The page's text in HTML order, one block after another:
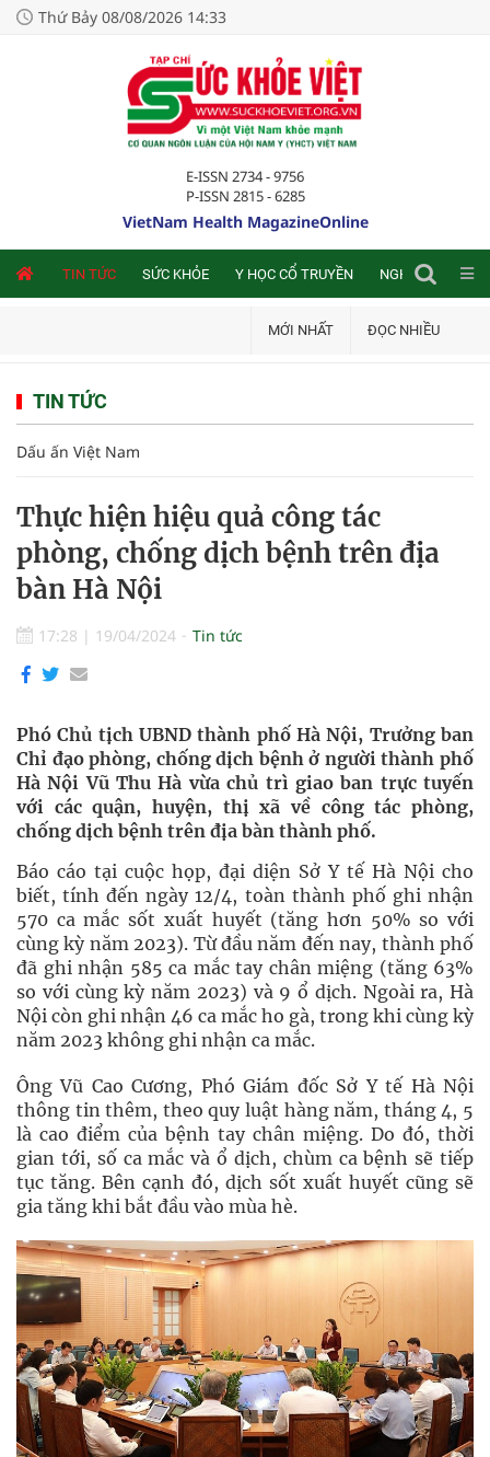
Thứ Bảy 08/08/2026 14:33
E-ISSN 2734 - 9756
P-ISSN 2815 - 6285
VietNam Health MagazineOnline
TIN TỨC SỨC KHỎE Y HỌC CỔ TRUYỀN NGHIÊN CỨU
MỚI NHẤT ĐỌC NHIỀU
TIN TỨC
Dấu ấn Việt Nam
Thực hiện hiệu quả công tác
phòng, chống dịch bệnh trên địa
bàn Hà Nội
17:28 | 19/04/2024 Tin tức
Phó Chủ tịch UBND thành phố Hà Nội, Trưởng ban
Chỉ đạo phòng, chống dịch bệnh ở người thành phố
Hà Nội Vũ Thu Hà vừa chủ trì giao ban trực tuyến
với các quận, huyện, thị xã về công tác phòng,
chống dịch bệnh trên địa bàn thành phố.
Báo cáo tại cuộc họp, đại diện Sở Y tế Hà Nội cho
biết, tính đến ngày 12/4, toàn thành phố ghi nhận
570 ca mắc sốt xuất huyết (tăng hơn 50% so với
cùng kỳ năm 2023). Từ đầu năm đến nay, thành phố
đã ghi nhận 585 ca mắc tay chân miệng (tăng 63%
so với cùng kỳ năm 2023) và 9 ổ dịch. Ngoài ra, Hà
Nội còn ghi nhận 46 ca mắc ho gà, trong khi cùng kỳ
năm 2023 không ghi nhận ca mắc.
Ông Vũ Cao Cương, Phó Giám đốc Sở Y tế Hà Nội
thông tin thêm, theo quy luật hàng năm, tháng 4, 5
là cao điểm của bệnh tay chân miệng. Do đó, thời
gian tới, số ca mắc và ổ dịch, chùm ca bệnh sẽ tiếp
tục tăng. Bên cạnh đó, dịch sốt xuất huyết cũng sẽ
gia tăng khi bắt đầu vào mùa hè.